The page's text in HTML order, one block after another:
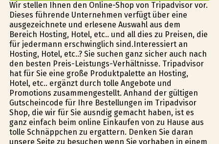
Wir stellen Ihnen den Online-Shop von Tripadvisor vor.
Dieses führende Unternehmen verfügt über eine
ausgezeichnete und erlesene Auswahl aus dem
Bereich Hosting, Hotel, etc.. und all dies zu Preisen, die
für jedermann erschwinglich sind.Interessiert an
Hosting, Hotel, etc..? Sie suchen ganz sicher auch nach
den besten Preis-Leistungs-Verhältnisse. Tripadvisor
hat für Sie eine große Produktpalette an Hosting,
Hotel, etc.. ergänzt durch tolle Angebote und
Promotions zusammengestellt. Anhand der gültigen
Gutscheincode für Ihre Bestellungen im Tripadvisor
Shop, die wir für Sie ausfindig gemacht haben, ist es
ganz einfach beim online Einkaufen von zu Hause aus
tolle Schnäppchen zu ergattern. Denken Sie daran
unsere Seite zu besuchen wenn Sie vorhaben in einem